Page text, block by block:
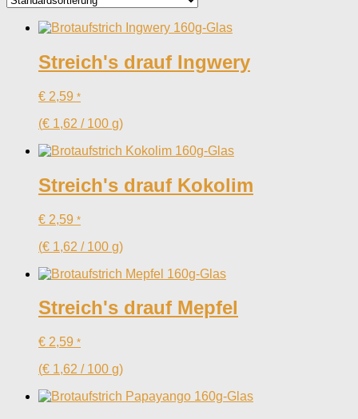
Streich's drauf Ingwery
€ 2,59 *
(€ 1,62 / 100 g)
Streich's drauf Kokolim
€ 2,59 *
(€ 1,62 / 100 g)
Streich's drauf Mepfel
€ 2,59 *
(€ 1,62 / 100 g)